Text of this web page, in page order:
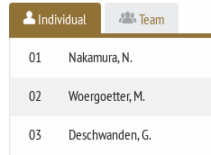
Individual Team
01 Nakamura, N.
02 Woergoetter, M.
03 Deschwanden, G.